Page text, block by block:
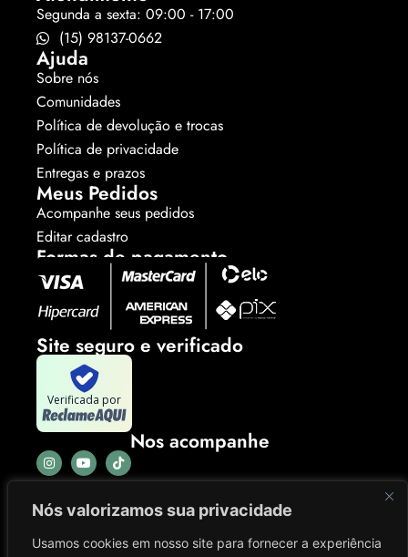
Nós valorizamos sua privacidade
Usamos cookies em nosso site para fornecer a experiência
Segunda a sexta: 09:00 - 17:00
(15) 98137-0662
Ajuda
Sobre nós
Comunidades
Política de devolução e trocas
Política de privacidade
Entregas e prazos
Meus Pedidos
Acompanhe seus pedidos
Editar cadastro
Formas de pagamento
Site seguro e verificado
Verificada por
Nos acompanhe